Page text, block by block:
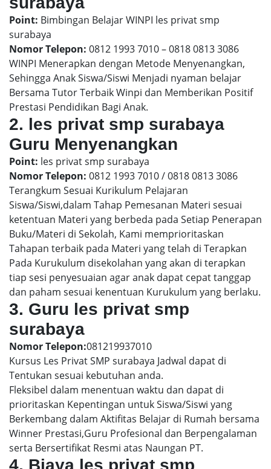
Point: Bimbingan Belajar WINPI les privat smp
surabaya
Nomor Telepon: 0812 1993 7010 – 0818 0813 3086
WINPI Menerapkan dengan Metode Menyenangkan,
Sehingga Anak Siswa/Siswi Menjadi nyaman belajar
Bersama Tutor Terbaik Winpi dan Memberikan Positif
Prestasi Pendidikan Bagi Anak.
2. les privat smp surabaya
Guru Menyenangkan
Point: les privat smp surabaya
Nomor Telepon: 0812 1993 7010 / 0818 0813 3086
Terangkum Sesuai Kurikulum Pelajaran
Siswa/Siswi,dalam Tahap Pemesanan Materi sesuai
ketentuan Materi yang berbeda pada Setiap Penerapan
Buku/Materi di Sekolah, Kami memprioritaskan
Tahapan terbaik pada Materi yang telah di Terapkan
Pada Kurukulum disekolahan yang akan di terapkan
tiap sesi penyesuaian agar anak dapat cepat tanggap
dan paham sesuai kenentuan Kurukulum yang berlaku.
3. Guru les privat smp
surabaya
Nomor Telepon:081219937010
Kursus Les Privat SMP surabaya Jadwal dapat di
Tentukan sesuai kebutuhan anda.
Fleksibel dalam menentuan waktu dan dapat di
prioritaskan Kepentingan untuk Siswa/Siswi yang
Berkembang dalam Aktifitas Belajar di Rumah bersama
Winner Prestasi,Guru Profesional dan Berpengalaman
serta Bersertifikat Resmi atas Naungan PT.
4. Biaya les privat smp